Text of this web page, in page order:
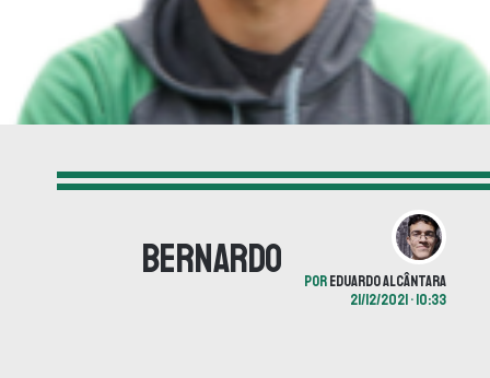
Bernardo POREDUARDO ALCÂNTARA
21/12/2021 • 10:33